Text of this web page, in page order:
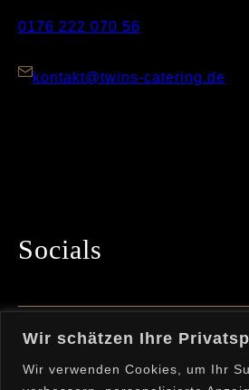
Wir schätzen Ihre
Wir verwenden Cookies, um Ihr
0176 222 070 56
kontakt@twins-catering.de
Socials
Bleibe mit uns in Kontakt und